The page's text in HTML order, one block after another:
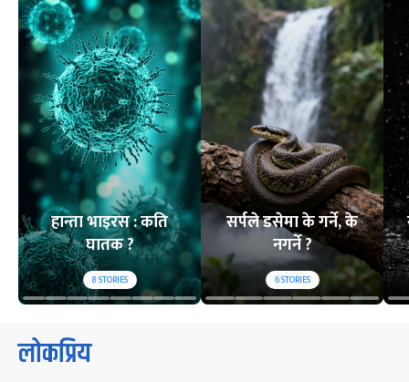
हान्ता भाइरस : कति
घातक ?
8STORIES
सर्पले डसेमा के गर्ने, के
नगर्ने ?
6STORIES
लोकप्रिय